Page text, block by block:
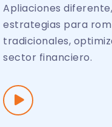
Apliaciones
estrategias para
tradicionales,
sector financiero.